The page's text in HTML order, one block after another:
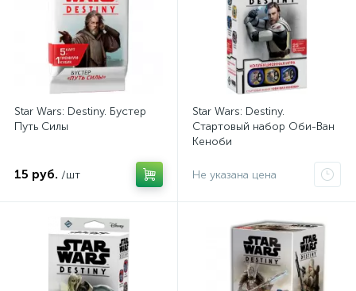
Star Wars: Destiny. Бустер
Путь Силы
15 руб. /шт
Star Wars: Destiny.
Стартовый набор Оби-Ван
Кеноби
Не указана цена